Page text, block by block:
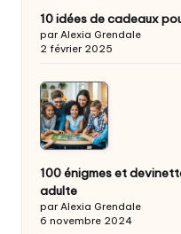
10 idées de cadeaux
par Alexia Grendale
2 février 2025
100 énigmes et
adulte
par Alexia Grendale
6 novembre 2024